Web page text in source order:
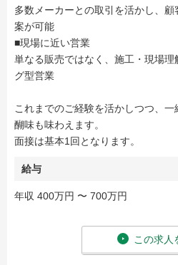
多数メーカーとの取引を活かし、
案が可能
■現場に近い営業
単なる販売ではなく、施工・現場
グ型営業
これまでのご経験を活かしつつ、
醐味も味わえます。
面接は基本1回となります。
給与
年収 400万円 〜 700万円
この求人